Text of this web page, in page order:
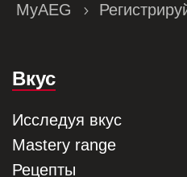
MyAEG
Вкус
Исследуя вкус
Mastery range
Рецепты